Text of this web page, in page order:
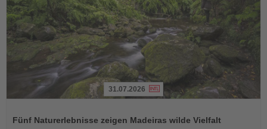
die
31.07.2026
Fünf Naturerlebnisse zeigen Madeiras wilde Vielfalt